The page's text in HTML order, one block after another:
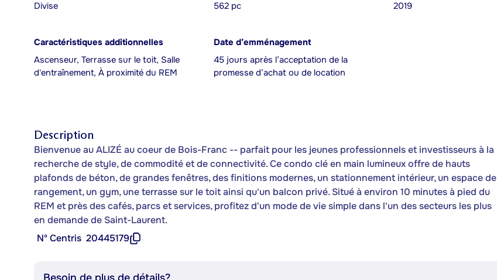
Divise
562 pc
2019
Caractéristiques additionnelles
Ascenseur, Terrasse sur le toit, Salle
d'entraînement, À proximité du REM
Date d’emménagement
45 jours après l’acceptation de la
promesse d’achat ou de location
Description
Bienvenue au ALIZÉ au coeur de Bois-Franc -- parfait pour les jeunes professionnels et investisseurs à la
recherche de style, de commodité et de connectivité. Ce condo clé en main lumineux offre de hauts
plafonds de béton, de grandes fenêtres, des finitions modernes, un stationnement intérieur, un espace de
rangement, un gym, une terrasse sur le toit ainsi qu'un balcon privé. Situé à environ 10 minutes à pied du
REM et près des cafés, parcs et services, profitez d'un mode de vie simple dans l'un des secteurs les plus
en demande de Saint-Laurent.
Nº Centris 20445179